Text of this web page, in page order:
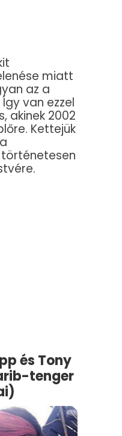
miatt
az a
van ezzel
akinek 2002
Kettejük
és Tony
tenger